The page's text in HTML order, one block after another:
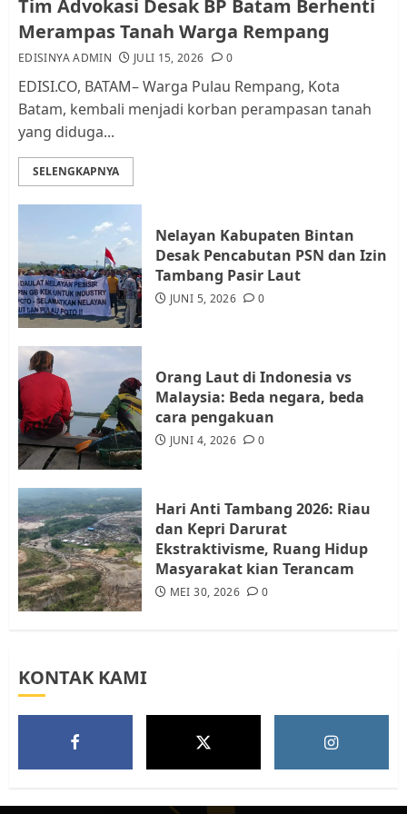
Pemerintah dan Masyarakat di
Lingkungan RT/RW
AGUSTUS 1, 2026
4
Warga Rempang Ajukan
Audiensi dengan Wali Kota
5
Tim Advokasi Desak BP Batam
Berhenti Merampas Tanah
Tim Advokasi Desak BP Batam Berhenti
Merampas Tanah Warga Rempang
EDISINYA ADMIN JULI 15, 2026 0
EDISI.CO, BATAM– Warga Pulau Rempang, Kota
Batam, kembali menjadi korban perampasan tanah
yang diduga...
SELENGKAPNYA
Nelayan Kabupaten Bintan
Desak Pencabutan PSN dan Izin
Tambang Pasir Laut
JUNI 5, 2026 0
Orang Laut di Indonesia vs
Malaysia: Beda negara, beda
cara pengakuan
JUNI 4, 2026 0
Hari Anti Tambang 2026: Riau
dan Kepri Darurat
Ekstraktivisme, Ruang Hidup
Masyarakat kian Terancam
MEI 30, 2026 0
KONTAK KAMI